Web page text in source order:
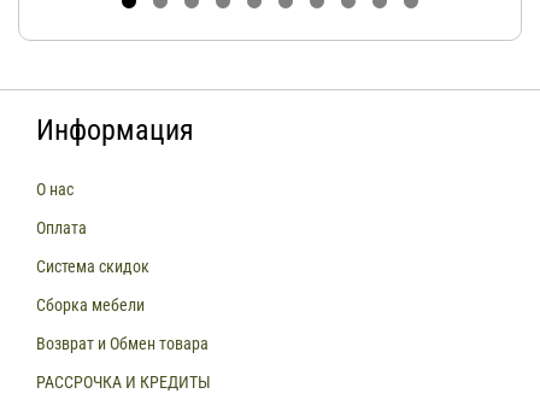
Информация
О нас
Оплата
Система скидок
Сборка мебели
Возврат и Обмен товара
РАССРОЧКА И КРЕДИТЫ